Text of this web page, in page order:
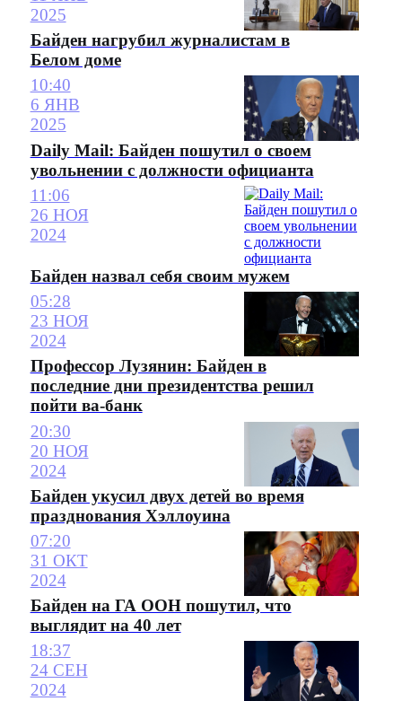
2025
Байден нагрубил журналистам в
Белом доме
10:40
6 ЯНВ
2025
Daily Mail: Байден пошутил о своем
увольнении с должности официанта
11:06
26 НОЯ
2024
Байден назвал себя своим мужем
05:28
23 НОЯ
2024
Профессор Лузянин: Байден в
последние дни президентства решил
пойти ва-банк
20:30
20 НОЯ
2024
Байден укусил двух детей во время
празднования Хэллоуина
07:20
31 ОКТ
2024
Байден на ГА ООН пошутил, что
выглядит на 40 лет
18:37
24 СЕН
2024